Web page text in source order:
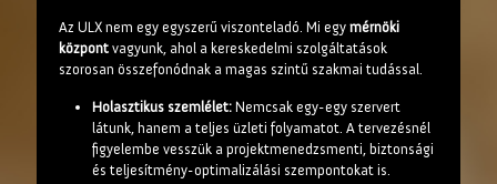
Az ULX nem egy egyszerű viszonteladó. Mi egy mérnöki
központ vagyunk, ahol a kereskedelmi szolgáltatások
szorosan összefonódnak a magas szintű szakmai tudással.
Holasztikus szemlélet: Nemcsak egy-egy szervert
látunk, hanem a teljes üzleti folyamatot. A tervezésnél
figyelembe vesszük a projektmenedzsmenti, biztonsági
és teljesítmény-optimalizálási szempontokat is.